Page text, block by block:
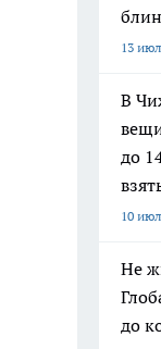
13
В
до
10
Не
до